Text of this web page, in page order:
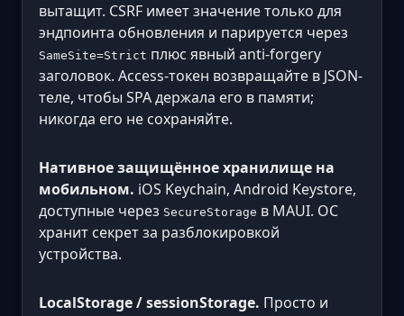
вытащит. CSRF имеет значение только для
эндпоинта обновления и парируется через
SameSite=Strict плюс явный anti-forgery
заголовок. Access-токен возвращайте в JSON-
теле, чтобы SPA держала его в памяти;
никогда его не сохраняйте.
Нативное защищённое хранилище на
мобильном. iOS Keychain, Android Keystore,
доступные через SecureStorage в MAUI. ОС
хранит секрет за разблокировкой
устройства.
LocalStorage / sessionStorage. Просто и